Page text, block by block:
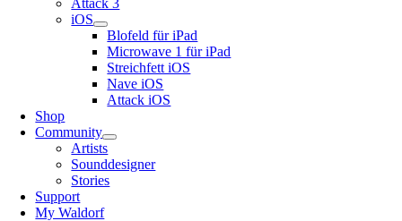
Attack 3
iOS
Blofeld für iPad
Microwave 1 für iPad
Streichfett iOS
Nave iOS
Attack iOS
Shop
Community
Artists
Sounddesigner
Stories
Support
My Waldorf